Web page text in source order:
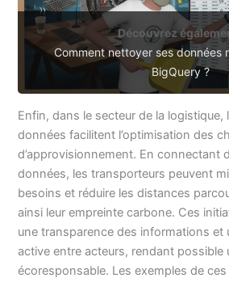
Découvrez
Comment nettoyer ses données
BigQuery ?
Enfin, dans le secteur de la logistique,
données facilitent l’optimisation des
d’approvisionnement. En connectant
données, les transporteurs peuvent
besoins et réduire les distances
ainsi leur empreinte carbone. Ces
une transparence des informations et
active entre acteurs, rendant possible
écoresponsable. Les exemples de